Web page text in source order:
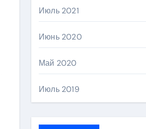
Июль 2021
Июнь 2020
Май 2020
Июль 2019